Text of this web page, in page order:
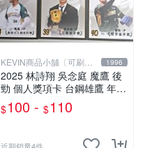
KEVIN商品小舖〔可刷
卡〕
1996
2025 林詩翔 吳念庭 魔鷹 後
勁 個人獎項卡 台鋼雄鷹 年度
球員卡 CA02-CA08
$100 - $110